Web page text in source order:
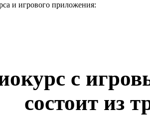
и игрового приложения:
с
состоит из